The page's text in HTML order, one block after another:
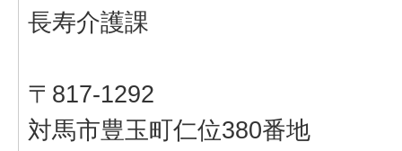
長寿介護課
〒817-1292
対馬市豊玉町仁位380番地